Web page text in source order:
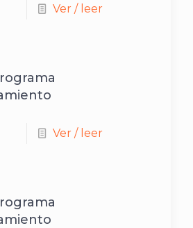
Ver / leer
Ver / leer